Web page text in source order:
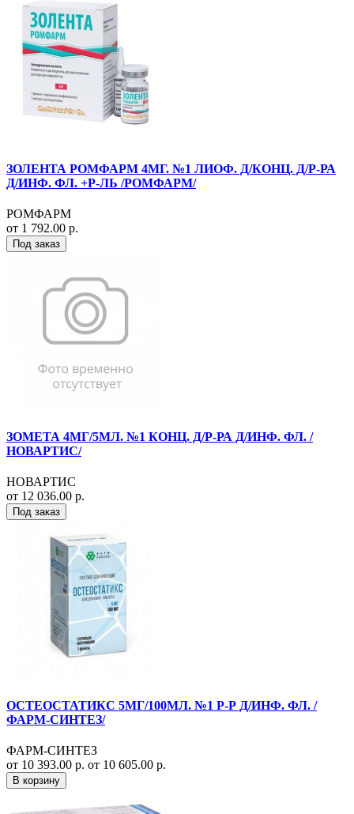
ЗОЛЕНТА РОМФАРМ 4МГ. №1 ЛИОФ. Д/КОНЦ. Д/Р-РА
Д/ИНФ. ФЛ. +Р-ЛЬ /РОМФАРМ/
РОМФАРМ
от 1 792.00 р.
Под заказ
ЗОМЕТА 4МГ/5МЛ. №1 КОНЦ. Д/Р-РА Д/ИНФ. ФЛ. /
НОВАРТИС/
НОВАРТИС
от 12 036.00 р.
Под заказ
ОСТЕОСТАТИКС 5МГ/100МЛ. №1 Р-Р Д/ИНФ. ФЛ. /
ФАРМ-СИНТЕЗ/
ФАРМ-СИНТЕЗ
от 10 393.00 р. от 10 605.00 р.
В корзину